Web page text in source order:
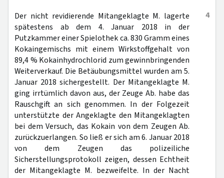
4
Der nicht revidierende Mitangeklagte M. lagerte
spätestens ab dem 4. Januar 2018 in der
Putzkammer einer Spielothek ca. 830 Gramm eines
Kokaingemischs mit einem Wirkstoffgehalt von
89,4 % Kokainhydrochlorid zum gewinnbringenden
Weiterverkauf. Die Betäubungsmittel wurden am 5.
Januar 2018 sichergestellt. Der Mitangeklagte M.
ging irrtümlich davon aus, der Zeuge Ab. habe das
Rauschgift an sich genommen. In der Folgezeit
unterstützte der Angeklagte den Mitangeklagten
bei dem Versuch, das Kokain von dem Zeugen Ab.
zurückzuerlangen. So ließ er sich am 6. Januar 2018
von dem Zeugen das polizeiliche
Sicherstellungsprotokoll zeigen, dessen Echtheit
der Mitangeklagte M. bezweifelte. In der Nacht